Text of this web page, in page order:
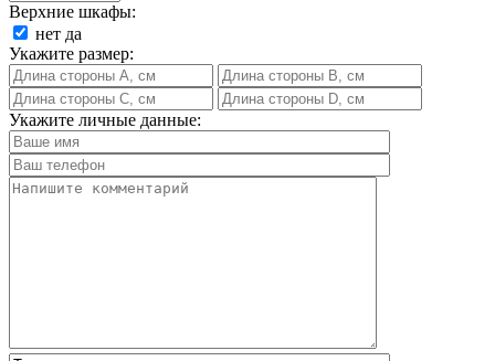
Верхние шкафы:
нет да
Укажите размер:
Укажите личные данные: